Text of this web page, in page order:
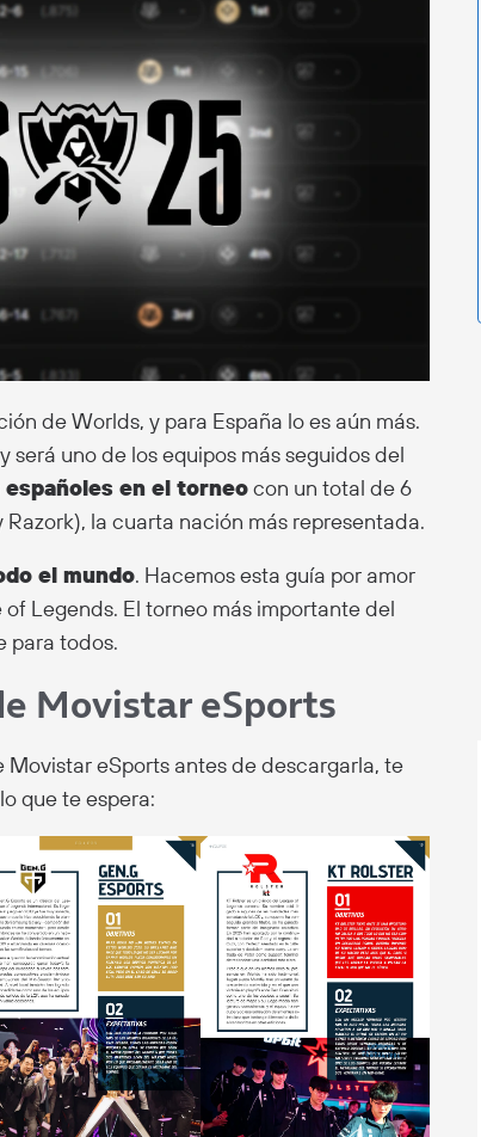
de Worlds, y para España lo es aún más.
y será uno de los equipos más seguidos del
en el torneocon un total de 6
la cuarta nación más representada.
el mundo. Hacemos esta guía por amor
Legends. El torneo más importante del
para todos.
Movistar eSports
Movistar eSports antes de descargarla, te
que te espera: